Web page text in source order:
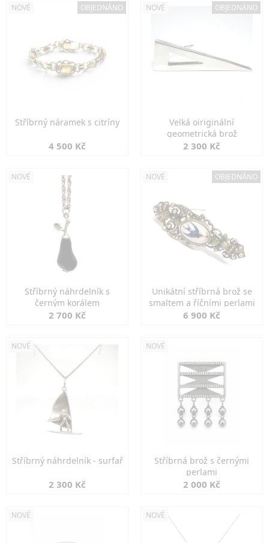
NOVÉ OBJEDNÁNO
Stříbrný náramek s citríny
4 500 Kč
NOVÉ OBJEDNÁNO
Velká oiriginální
geometrická brož
2 300 Kč
NOVÉ
Stříbrný náhrdelník s
černým korálem
2 700 Kč
NOVÉ OBJEDNÁNO
Unikátní stříbrná brož se
smaltem a říčními perlami
6 900 Kč
NOVÉ
Stříbrný náhrdelník - surfař
2 300 Kč
NOVÉ
Stříbrná brož s černými
perlami
2 000 Kč
NOVÉ NOVÉ